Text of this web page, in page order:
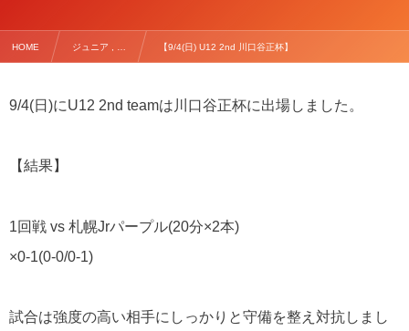
HOME ジュニア , … 【9/4(日) U12 2nd 川口谷正杯】
9/4(日)にU12 2nd teamは川口谷正杯に出場しました。
【結果】
1回戦 vs 札幌Jrパープル(20分×2本)
×0-1(0-0/0-1)
試合は強度の高い相手にしっかりと守備を整え対抗しまし